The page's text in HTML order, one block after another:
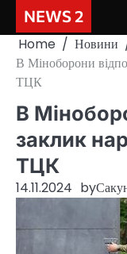
content
NEWS 2
Home
Новини
В Міноборони
ТЦК
В
заклик
ТЦК
14.11.2024 by